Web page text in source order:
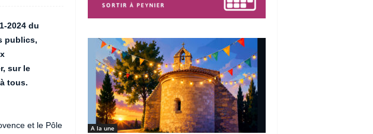
2024 du
publics,
sur le
tous.
et le Pôle
A la une